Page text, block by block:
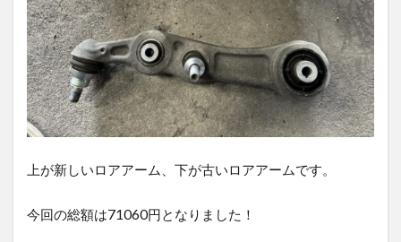
上が新しいロアアーム、下が古いロアアームです。
今回の総額は71060円となりました！